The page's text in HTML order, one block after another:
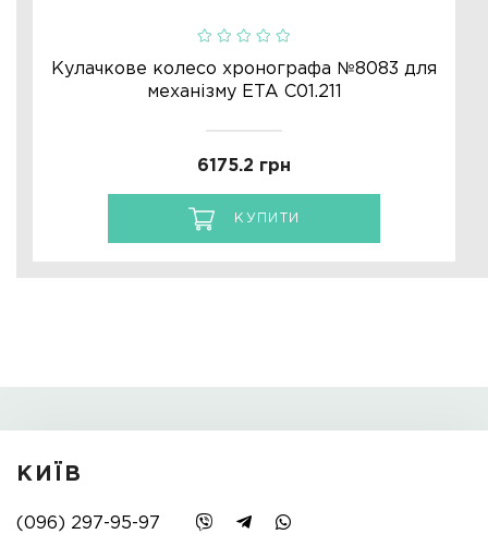
Кулачкове колесо хронографа №8083 для
механізму ETA C01.211
6175.2 грн
КУПИТИ
КИЇВ
(096) 297-95-97